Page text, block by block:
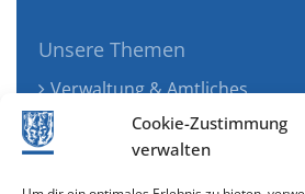
Cookie-Zustimmung
verwalten
Unsere Themen
Verwaltung & Amtliches
Jugend, Familie & Gesundheit
Tourismus, Freizeit & Ökologie